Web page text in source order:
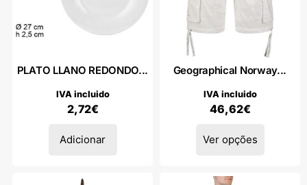
PLATO LLANO REDONDO...
2,72€
IVA incluido
Adicionar
Geographical Norway...
46,62€
IVA incluido
Ver opções